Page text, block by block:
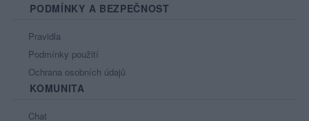
PODMÍNKY A BEZPEČNOST
Pravidla
Podmínky použití
Ochrana osobních údajů
KOMUNITA
Chat